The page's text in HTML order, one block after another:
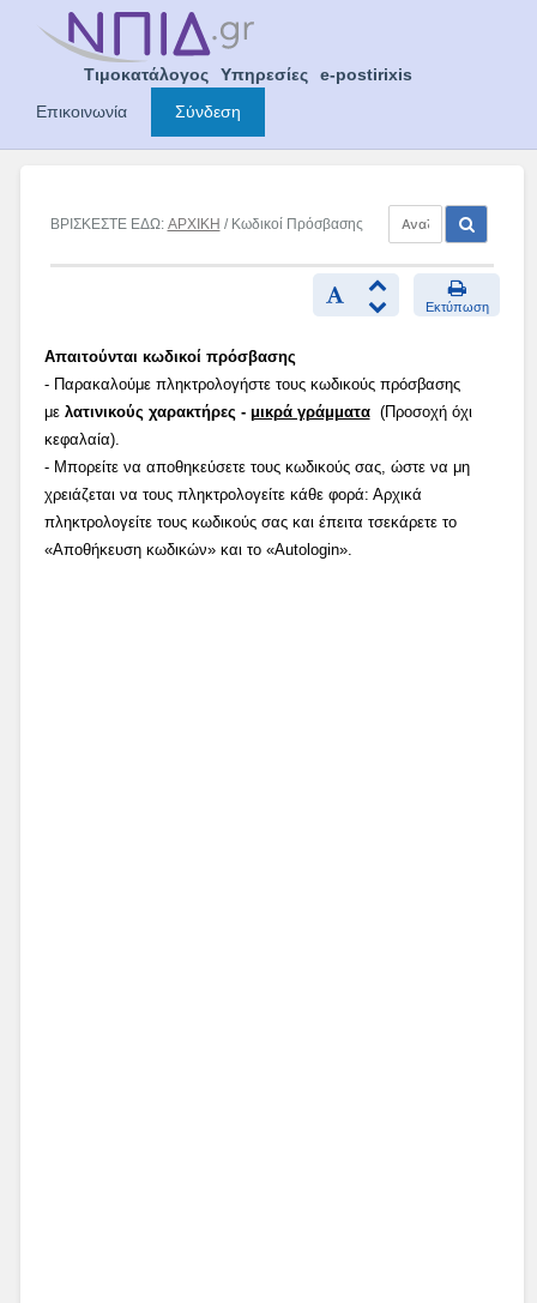
Τιμοκατάλογος Υπηρεσίες
e-postirixis
Επικοινωνία
Σύνδεση
ΒΡΙΣΚΕΣΤΕ ΕΔΩ: ΑΡΧΙΚΗ / Κωδικοί Πρόσβασης
Εκτύπωση
Απαιτούνται κωδικοί πρόσβασης
- Παρακαλούμε πληκτρολογήστε τους κωδικούς πρόσβασης
με λατινικούς χαρακτήρες - μικρά γράμματα(Προσοχή όχι
κεφαλαία).
- Μπορείτε να αποθηκεύσετε τους κωδικούς σας, ώστε να μη
χρειάζεται να τους πληκτρολογείτε κάθε φορά: Αρχικά
πληκτρολογείτε τους κωδικούς σας και έπειτα τσεκάρετε το
«Αποθήκευση κωδικών» και το «Autologin».